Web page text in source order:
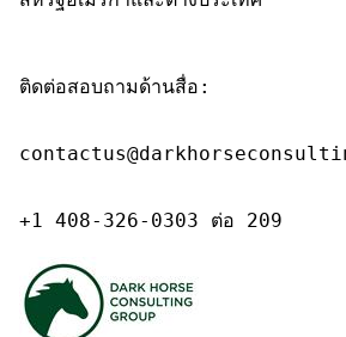
ติดต่อสอบถามด้านสื่อ:
+1 408-326-0303 ต่อ 209